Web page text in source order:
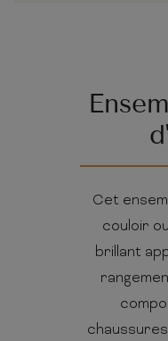
Cet
couloir
brillant